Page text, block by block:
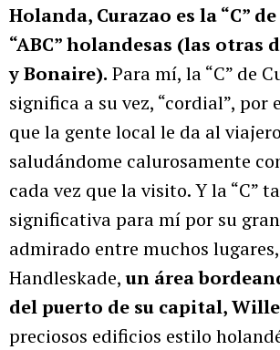
Holanda, Curazao es la “C”
“ABC” holandesas (las otras
y Bonaire). Para mí, la “C” de
significa a su vez, “cordial”,
que la gente local le da al
saludándome calurosamente
cada vez que la visito. Y la “C”
significativa para mí por su
admirado entre muchos
Handleskade,un área
del puerto de su capital,
preciosos edificios estilo